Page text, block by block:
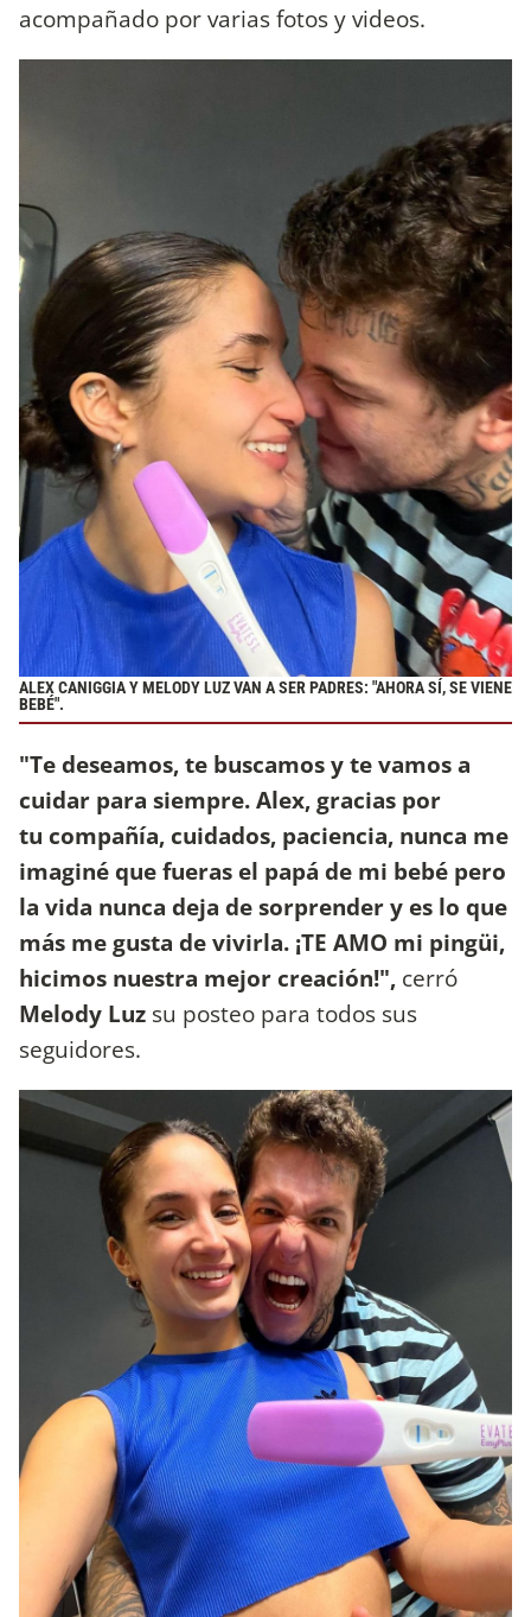
acompañado por varias fotos y videos.
ALEX CANIGGIA Y MELODY LUZ VAN A SER PADRES: "AHORA SÍ, SE VIENE
BEBÉ".
"Te deseamos, te buscamos y te vamos a
cuidar para siempre. Alex, gracias por
tu compañía, cuidados, paciencia, nunca me
imaginé que fueras el papá de mi bebé pero
la vida nunca deja de sorprender y es lo que
más me gusta de vivirla. ¡TE AMO mi pingüi,
hicimos nuestra mejor creación!", cerró
Melody Luz su posteo para todos sus
seguidores.